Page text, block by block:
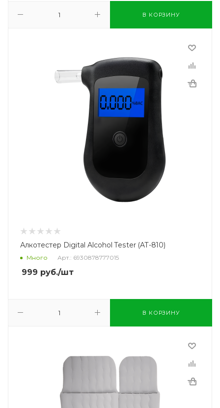
В КОРЗИНУ
Алкотестер Digital Alcohol Tester (AT-810)
Много Арт.: 6930878777015
999 руб./шт
В КОРЗИНУ